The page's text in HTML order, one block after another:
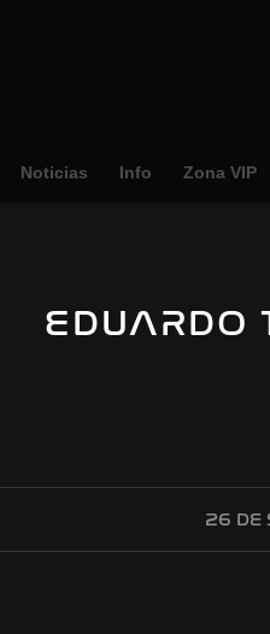
Noticias Info Zona VIP
EDUARDO
26 DE